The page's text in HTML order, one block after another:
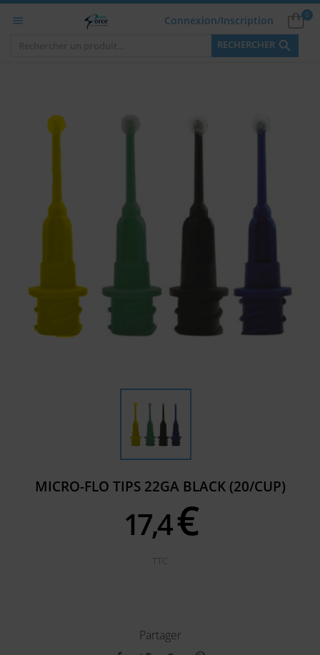
 0
Connexion/Inscription
RECHERCHER 
MICRO-FLO TIPS 22GA BLACK (20/CUP)
17,4€
TTC
Partager